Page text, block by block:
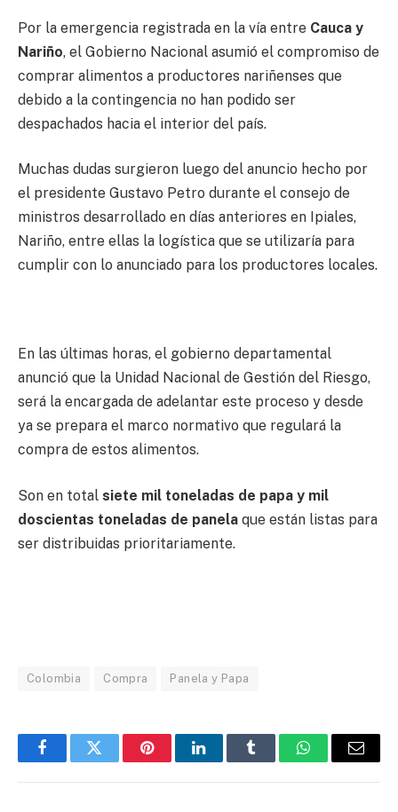
Por la emergencia registrada en la vía entre Cauca y
Nariño, el Gobierno Nacional asumió el compromiso de
comprar alimentos a productores nariñenses que
debido a la contingencia no han podido ser
despachados hacia el interior del país.
Muchas dudas surgieron luego del anuncio hecho por
el presidente Gustavo Petro durante el consejo de
ministros desarrollado en días anteriores en Ipiales,
Nariño, entre ellas la logística que se utilizaría para
cumplir con lo anunciado para los productores locales.
En las últimas horas, el gobierno departamental
anunció que la Unidad Nacional de Gestión del Riesgo,
será la encargada de adelantar este proceso y desde
ya se prepara el marco normativo que regulará la
compra de estos alimentos.
Son en total siete mil toneladas de papa y mil
doscientas toneladas de panela que están listas para
ser distribuidas prioritariamente.
Colombia Compra Panela y Papa
FacebookTwitter PinterestLinkedInTumblr WhatsAppEmail